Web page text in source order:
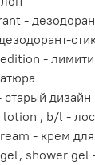
-
-
дизайн
, b/l -
- крем для
shower gel